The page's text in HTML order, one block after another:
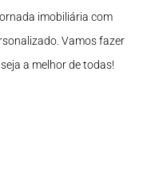
imobiliária com
Vamos fazer
a melhor de todas!